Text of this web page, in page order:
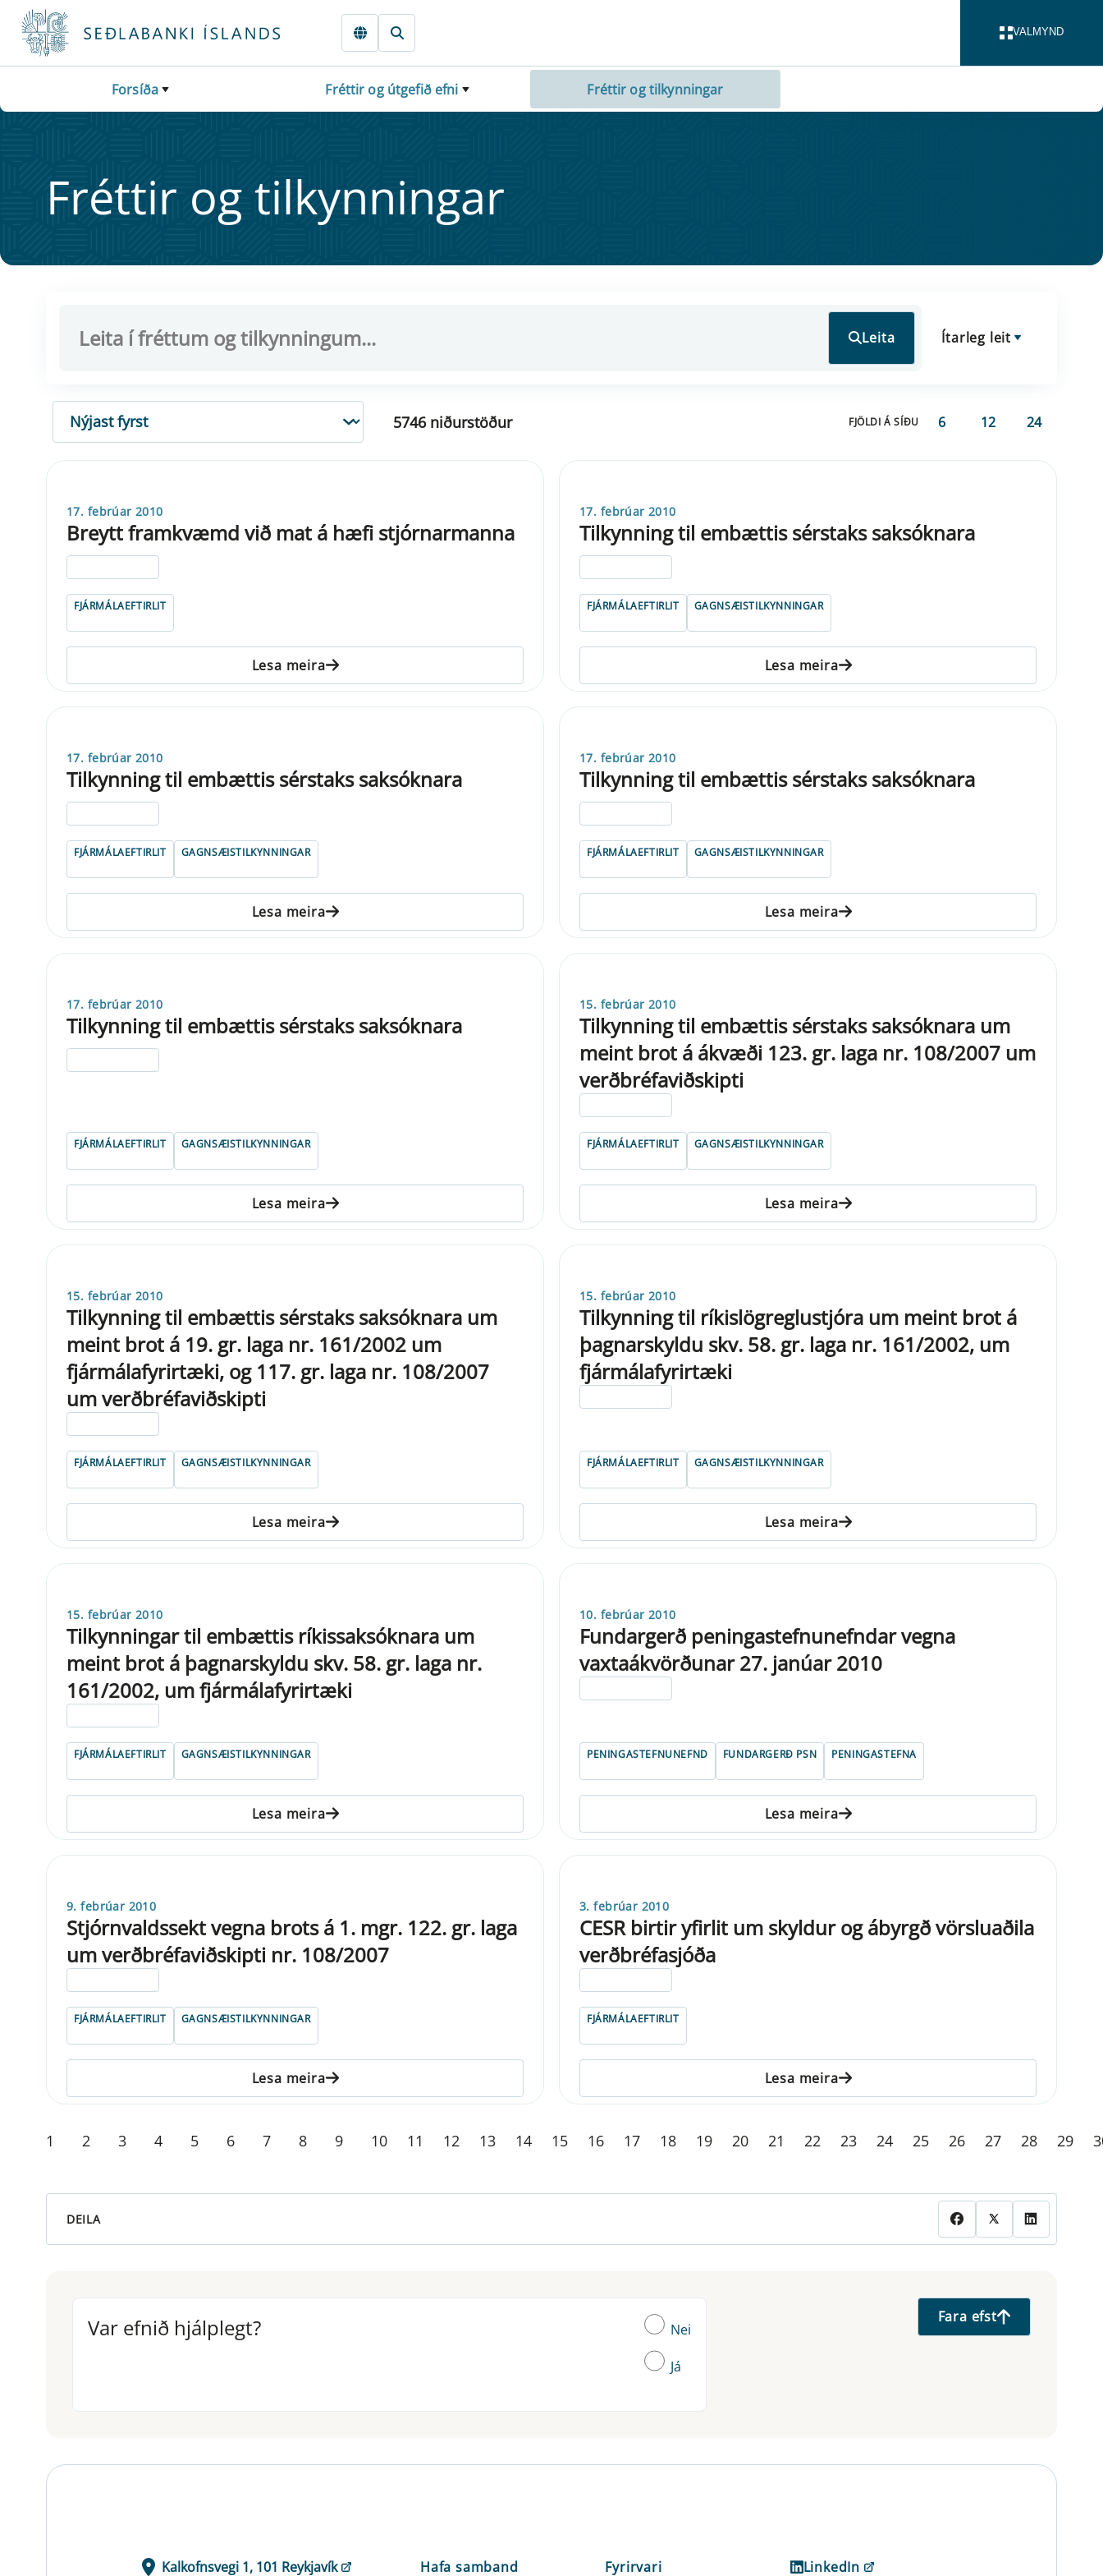
Fara beint í Meginmál
VALMYND
Forsíða Fréttir og útgefið efni Fréttir og tilkynningar
Frétt­ir og til­kynn­ing­ar
Leita Ítarleg leit
RÖÐUN
5746 niðurstöður FJÖLDI Á SÍÐU 6 12 24
17. febrúar 2010
Breytt framkvæmd við mat á hæfi stjórnarmanna
FJÁRMÁLAEFTIRLIT
Lesa meira
17. febrúar 2010
Tilkynning til embættis sérstaks saksóknara
FJÁRMÁLAEFTIRLIT GAGNSÆISTILKYNNINGAR
Lesa meira
17. febrúar 2010
Tilkynning til embættis sérstaks saksóknara
FJÁRMÁLAEFTIRLIT GAGNSÆISTILKYNNINGAR
Lesa meira
17. febrúar 2010
Tilkynning til embættis sérstaks saksóknara
FJÁRMÁLAEFTIRLIT GAGNSÆISTILKYNNINGAR
Lesa meira
17. febrúar 2010
Tilkynning til embættis sérstaks saksóknara
FJÁRMÁLAEFTIRLIT GAGNSÆISTILKYNNINGAR
Lesa meira
15. febrúar 2010
Tilkynning til embættis sérstaks saksóknara um
meint brot á ákvæði 123. gr. laga nr. 108/2007 um
verðbréfaviðskipti
FJÁRMÁLAEFTIRLIT GAGNSÆISTILKYNNINGAR
Lesa meira
15. febrúar 2010
Tilkynning til embættis sérstaks saksóknara um
meint brot á 19. gr. laga nr. 161/2002 um
fjármálafyrirtæki, og 117. gr. laga nr. 108/2007
um verðbréfaviðskipti
FJÁRMÁLAEFTIRLIT GAGNSÆISTILKYNNINGAR
Lesa meira
15. febrúar 2010
Tilkynning til ríkislögreglustjóra um meint brot á
þagnarskyldu skv. 58. gr. laga nr. 161/2002, um
fjármálafyrirtæki
FJÁRMÁLAEFTIRLIT GAGNSÆISTILKYNNINGAR
Lesa meira
15. febrúar 2010
Tilkynningar til embættis ríkissaksóknara um
meint brot á þagnarskyldu skv. 58. gr. laga nr.
161/2002, um fjármálafyrirtæki
FJÁRMÁLAEFTIRLIT GAGNSÆISTILKYNNINGAR
Lesa meira
10. febrúar 2010
Fundargerð peningastefnunefndar vegna
vaxtaákvörðunar 27. janúar 2010
PENINGASTEFNUNEFND FUNDARGERÐ PSN PENINGASTEFNA
Lesa meira
9. febrúar 2010
Stjórnvaldssekt vegna brots á 1. mgr. 122. gr. laga
um verðbréfaviðskipti nr. 108/2007
FJÁRMÁLAEFTIRLIT GAGNSÆISTILKYNNINGAR
Lesa meira
3. febrúar 2010
CESR birtir yfirlit um skyldur og ábyrgð vörsluaðila
verðbréfasjóða
FJÁRMÁLAEFTIRLIT
Lesa meira
1 2 3 4 5 6 7 8 9 10 11 12 13 14 15 16 17 18 19 20 21 22 23 24 25 26 27 28 29
DEILA
Var efnið hjálplegt?
Var efnið hjálplegt? Nei
Já
Fara efst
Kalkofnsvegi 1, 101 Reykjavík Hafa samband Fyrirvari LinkedIn